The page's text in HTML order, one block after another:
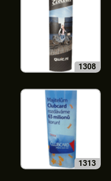
1308
1313